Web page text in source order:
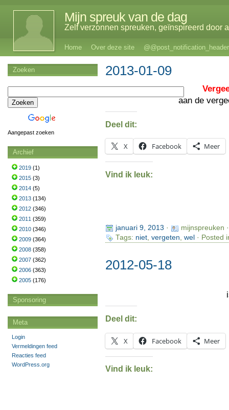
Mijn spreuk van de dag
Zelf verzonnen spreuken, geïnspireerd door
Home Over deze site @@post_notification_header
2013-01-09
aan de
Deel dit:
X Facebook Meer
Vind ik leuk:
januari 9, 2013 ·
mijnspreuken
Tags: niet, vergeten, wel · Posted
2012-05-18
Deel dit:
X Facebook Meer
Vind ik leuk:
Zoeken
Aangepast zoeken
Archief
2019 (1)
2015 (3)
2014 (5)
2013 (134)
2012 (346)
2011 (359)
2010 (346)
2009 (364)
2008 (358)
2007 (362)
2006 (363)
2005 (176)
Sponsoring
Meta
Login
Vermeldingen feed
Reacties feed
WordPress.org